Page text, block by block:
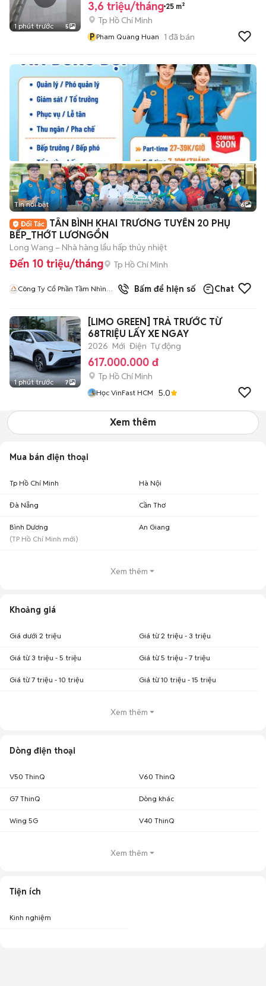
1 phút trước 5
3,6 triệu/tháng 25 m²
Tp Hồ Chí Minh
P Pham Quang Huan 1 đã bán
+2
Tin nổi bật 6
TÂN BÌNH KHAI TRƯƠNG TUYỂN 20 PHỤ
BẾP_THỚT LƯƠNGỔN
Long Wang – Nhà hàng lẩu hấp thủy nhiệt
Đến 10 triệu/tháng Tp Hồ Chí Minh
Công Ty Cổ Phần Tầm Nhìn
Bấm để hiện số Chat
1 phút trước 7
[LIMO GREEN] TRẢ TRƯỚC TỪ
68TRIỆU LẤY XE NGAY
2026 Mới Điện Tự động
617.000.000 đ
Tp Hồ Chí Minh
Học VinFast HCM 5.0
Xem thêm
Mua bán điện thoại
Tp Hồ Chí Minh Hà Nội
Đà Nẵng Cần Thơ
Bình Dương
(TP Hồ Chí Minh mới)
An Giang
Xem thêm
Khoảng giá
Giá dưới 2 triệu Giá từ 2 triệu - 3 triệu
Giá từ 3 triệu - 5 triệu Giá từ 5 triệu - 7 triệu
Giá từ 7 triệu - 10 triệu Giá từ 10 triệu - 15 triệu
Xem thêm
Dòng điện thoại
V50 ThinQ V60 ThinQ
G7 ThinQ Dòng khác
Wing 5G V40 ThinQ
Xem thêm
Tiện ích
Kinh nghiệm